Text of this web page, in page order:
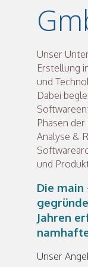
Unser
Erstellung
und
Dabei
Phasen
Analyse &
und
Die main
Jahren
Unser